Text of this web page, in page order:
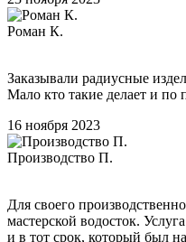
Роман К.
Заказывали радиусные
Мало кто такие делает и по
16 ноября 2023
Производство П.
Для своего
мастерской водосток.
и в тот срок, который был